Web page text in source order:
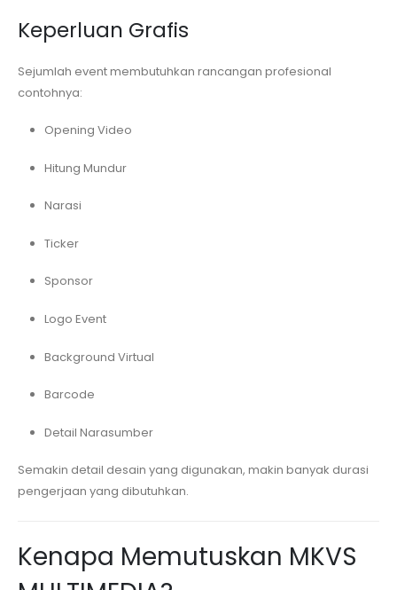
Keperluan Grafis
Sejumlah event membutuhkan rancangan profesional
contohnya:
Opening Video
Hitung Mundur
Narasi
Ticker
Sponsor
Logo Event
Background Virtual
Barcode
Detail Narasumber
Semakin detail desain yang digunakan, makin banyak durasi
pengerjaan yang dibutuhkan.
Kenapa Memutuskan MKVS